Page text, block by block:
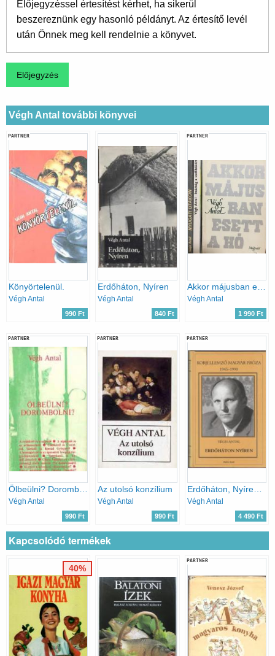
Előjegyzéssel értesítést kérhet, ha sikerül
beszereznünk egy hasonló példányt. Az értesítő levél
után Önnek meg kell rendelnie a könyvet.
Végh Antal további könyvei
PARTNER
Könyörtelenül.
Végh Antal
990 Ft
Erdőháton, Nyíren
Végh Antal
840 Ft
PARTNER
Akkor májusban esett a hó + Nyugati utakon + Imádság a vadlibákért (3 kötet)
Végh Antal
1 990 Ft
PARTNER
Végh Antal
990 Ft
PARTNER
Az utolsó konzílium
Végh Antal
990 Ft
PARTNER
Erdőháton, Nyíren - Korjellemző magyar próza 1945-1990
Végh Antal
4 490 Ft
Kapcsolódó termékek
40%
PARTNER